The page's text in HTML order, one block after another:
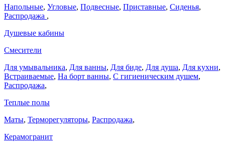
Напольные, Угловые, Подвесные, Приставные, Сиденья,
Распродажа ,
Душевые кабины
Смесители
Для умывальника, Для ванны, Для биде, Для душа, Для кухни,
Встраиваемые, На борт ванны, C гигиеническим душем,
Распродажа,
Теплые полы
Маты, Терморегуляторы, Распродажа,
Керамогранит